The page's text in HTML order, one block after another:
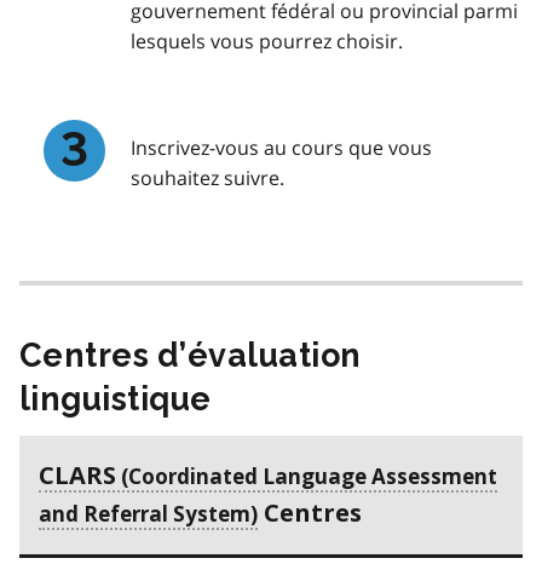
gouvernement fédéral ou provincial parmi
lesquels vous pourrez choisir.
Inscrivez-vous au cours que vous
souhaitez suivre.
Centres d’évaluation
linguistique
CLARS
Centres